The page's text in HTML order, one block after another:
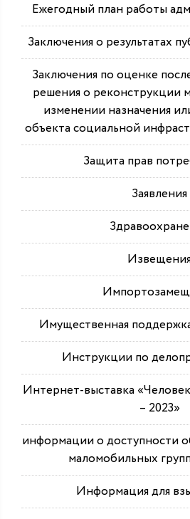
Ежегодный план работы
Заключения о результатах
Заключения по оценке
решения о реконструкции
изменении назначения
объекта социальной
Защита прав
Заявления
Имущественная
Инструкции по
Интернет-выставка
– 2023»
информации о доступности
маломобильных
Информация для